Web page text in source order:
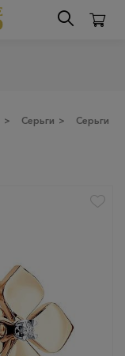
> Серьги >
Серьги